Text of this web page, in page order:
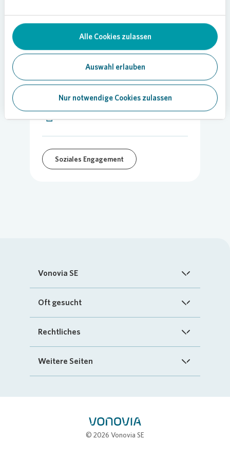
Alle Cookies zulassen
Auswahl erlauben
Nur notwendige Cookies zulassen
03.11.2021
Teilen
Soziales Engagement
Vonovia SE
Startseite
Investoren
Oft gesucht
FAQ
„Mein Vonovia“ App
Mein Zuhause
Rechtliches
Impressum
Weitere Seiten
© 2026 Vonovia SE